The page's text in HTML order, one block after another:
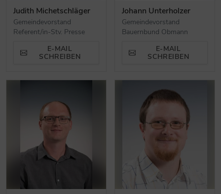
Judith Michetschläger
Gemeindevorstand
Referent/in-Stv. Presse
E-MAIL
SCHREIBEN
Johann Unterholzer
Gemeindevorstand
Bauernbund Obmann
E-MAIL
SCHREIBEN